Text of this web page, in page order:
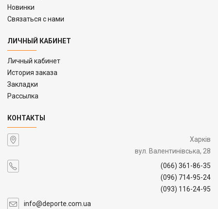
Новинки
Связаться с нами
ЛИЧНЫЙ КАБИНЕТ
Личный кабинет
История заказа
Закладки
Рассылка
КОНТАКТЫ
Харків
вул. Валентинівська, 28
(066) 361-86-35
(096) 714-95-24
(093) 116-24-95
info@deporte.com.ua